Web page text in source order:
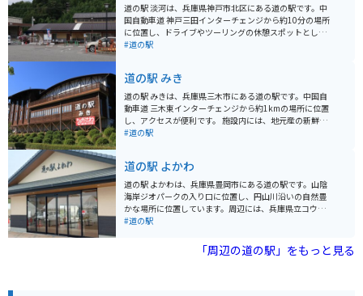
道の駅 淡河は、兵庫県神戸市北区にある道の駅です。中
国自動車道 神戸三田インターチェンジから約10分の場所
に位置し、ドライブやツーリングの休憩スポットとして
人気があります。 地元産の新鮮な野菜や果物が並ぶ農産
工品なども販売されています。 また、レストランでは、
地元産の食材をふんだんに使った料理を楽しむことがで
きます。淡河産のそば粉を使った手打ちそばや、地元産
の野菜を使った天ぷらなど、ここでしか味わえない味が
人気です。 バイクで訪れる際は、広々とした駐車場があ
るので安心して駐車できます。道の駅周辺には、自然豊
もおすすめです。 道の駅 淡河は、地元の魅力が詰まった
ら、ゆっくりと休憩してみてはいかがでしょうか。
#道の駅
道の駅 みき
道の駅 みきは、兵庫県三木市にある道の駅です。中国自
動車道 三木東インターチェンジから約1kmの場所に位置
し、アクセスが便利です。 施設内には、地元産の新鮮な
野菜や果物を販売する農産物直売所や、地元産の食材を
そろばんなども販売されています。バイクに乗っている
方は、駐車場も広く、休憩場所としてもおすすめです。
周辺には、金剛山や三木城跡などの観光スポットがあり
ます。金剛山は、ハイキングコースが整備されており、
山頂からは明石海峡や淡路島を一望できます。三木城跡
は、戦国時代に栄えた城の跡地で、現在は公園として整
#道の駅
道の駅 よかわ
道の駅 よかわは、兵庫県豊岡市にある道の駅です。山陰
海岸ジオパークの入り口に位置し、円山川沿いの自然豊
かな場所に位置しています。周辺には、兵庫県立コウノ
トリの郷公園や、城崎温泉などの観光スポットがありま
る直売所や、レストラン、そして情報コーナーがありま
す。レストランでは但馬牛を使った料理や、地元で採れ
#道の駅
「周辺の道の駅」をもっと見る